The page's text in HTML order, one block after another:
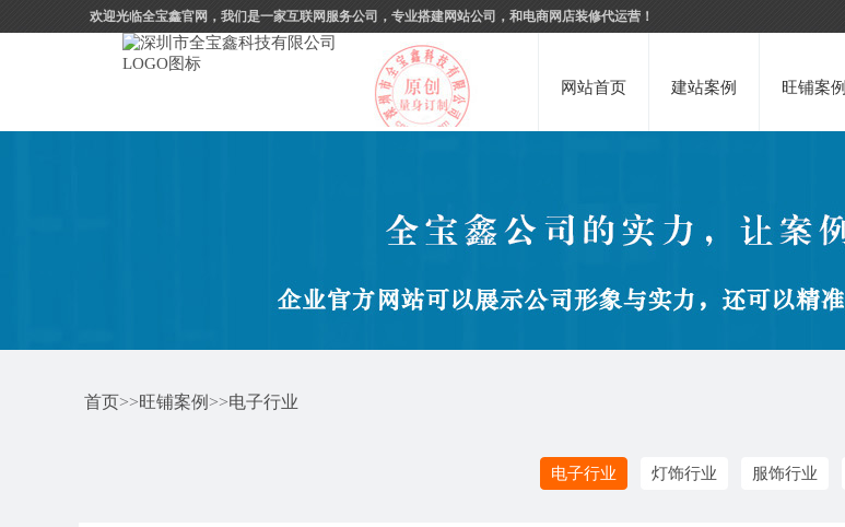
欢迎光临全宝鑫官网，我们是一家互联网服务公司，专业搭建网站公司，和电商网店装修代运营！
网站首页 建站案例 旺铺案例
首页>>旺铺案例 >>电子行业
电子行业 灯饰行业 服饰行业